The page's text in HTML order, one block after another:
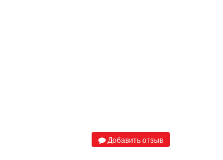
Добавить отзыв